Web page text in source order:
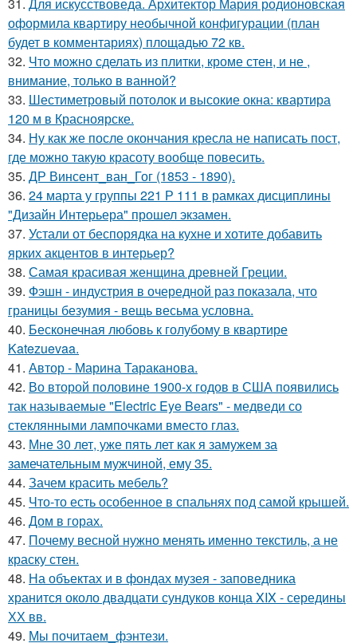
31. Для искусствоведа. Архитектор Мария родионовская
оформила квартиру необычной конфигурации (план
будет в комментариях) площадью 72 кв.
32. Что можно сделать из плитки, кроме стен, и не ,
внимание, только в ванной?
33. Шестиметровый потолок и высокие окна: квартира
120 м в Красноярске.
34. Ну как же после окончания кресла не написать пост,
где можно такую красоту вообще повесить.
35. ДР Винсент_ван_Гог (1853 - 1890).
36. 24 марта у группы 221 Р 111 в рамках дисциплины
"Дизайн Интерьера" прошел экзамен.
37. Устали от беспорядка на кухне и хотите добавить
ярких акцентов в интерьер?
38. Самая красивая женщина древней Греции.
39. Фэшн - индустрия в очередной раз показала, что
границы безумия - вещь весьма условна.
40. Бесконечная любовь к голубому в квартире
Katezuevaa.
41. Автор - Марина Тараканова.
42. Во второй половине 1900-х годов в США появились
так называемые "Electric Eye Bears" - медведи со
стеклянными лампочками вместо глаз.
43. Мне 30 лет, уже пять лет как я замужем за
замечательным мужчиной, ему 35.
44. Зачем красить мебель?
45. Что-то есть особенное в спальнях под самой крышей.
46. Дом в горах.
47. Почему весной нужно менять именно текстиль, а не
краску стен.
48. На объектах и в фондах музея - заповедника
хранится около двадцати сундуков конца XIX - середины
ХХ вв.
49. Мы почитаем_фэнтези.